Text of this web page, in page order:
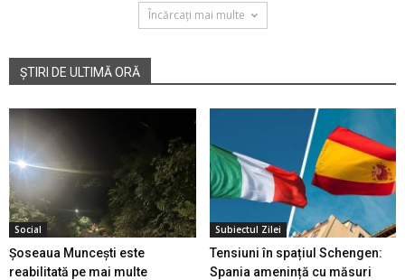
Încărcați mai multe
ȘTIRI DE ULTIMĂ ORĂ
Social
Șoseaua Muncești este
reabilitată pe mai multe
Subiectul Zilei
Tensiuni în spațiul Schengen:
Spania amenință cu măsuri